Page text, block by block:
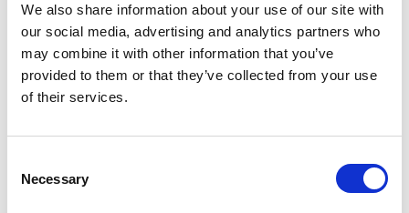
We also share information about your use of our site with
our social media, advertising and analytics partners who
may combine it with other information that you’ve
provided to them or that they’ve collected from your use
of their services.
Selection
Necessary